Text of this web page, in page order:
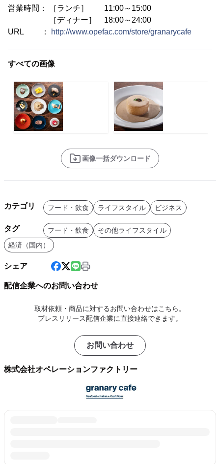
営業時間： ［ランチ］ 11:00～15:00
［ディナー］ 18:00～24:00
URL ：
http://www.opefac.com/store/granarycafe
すべての画像
画像一括ダウンロード
カテゴリ フード・飲食 ライフスタイル ビジネス
タグ フード・飲食
その他ライフスタイル
経済（国内）
シェア
配信企業へのお問い合わせ
取材依頼・商品に対するお問い合わせはこちら。
プレスリリース配信企業に直接連絡できます。
お問い合わせ
株式会社オペレーションファクトリー